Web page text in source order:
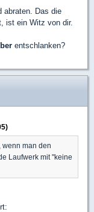
abraten. Das die
ist ein Witz von dir.
entschlanken?
wenn man den
Laufwerk mit "keine